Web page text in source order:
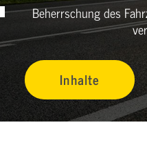
Beherrschung des
Inhalte